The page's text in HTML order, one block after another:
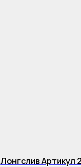
Лонгслив Артикул